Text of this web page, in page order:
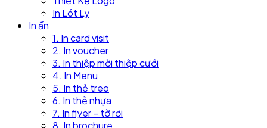
In Lót Ly
In ấn
1. In card visit
2. In voucher
3. In thiệp mời thiệp cưới
4. In Menu
5. In thẻ treo
6. In thẻ nhựa
7. In flyer – tờ rơi
8. In brochure